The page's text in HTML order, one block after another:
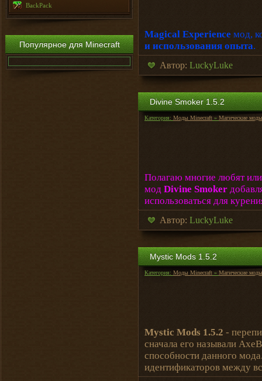
BackPack
Популярное для Minecraft
Magical Experience мод,
и использования опыта.
Автор: LuckyLuke
Divine Smoker 1.5.2
Категория: Моды Minecraft » Магические моды
Полагаю многие любят
мод Divine Smoker
использоваться для
Автор: LuckyLuke
Mystic Mods 1.5.2
Категория: Моды Minecraft » Магические моды
Mystic Mods 1.5.2 -
сначала его называли
способности данного
идентификаторов между